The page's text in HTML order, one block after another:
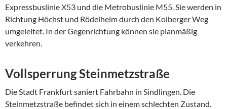
Expressbuslinie X53 und die Metrobuslinie M55. Sie werden in
Richtung Höchst und Rödelheim durch den Kolberger Weg
umgeleitet. In der Gegenrichtung können sie planmäßig
verkehren.
Vollsperrung Steinmetzstraße
Die Stadt Frankfurt saniert Fahrbahn in Sindlingen. Die
Steinmetzstraße befindet sich in einem schlechten Zustand.